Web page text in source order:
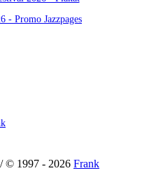
/ © 1997 - 2026 Frank